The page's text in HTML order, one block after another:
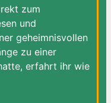
zum
und
geheimnisvollen
zu einer
erfahrt ihr wie